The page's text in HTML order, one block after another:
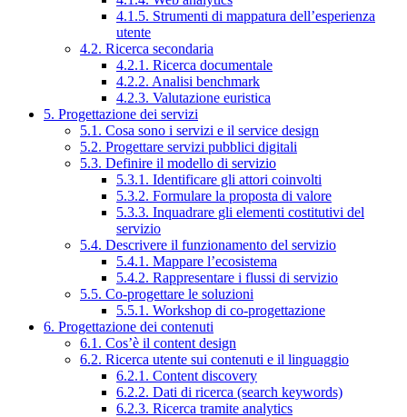
4.1.5. Strumenti di mappatura dell’esperienza
utente
4.2. Ricerca secondaria
4.2.1. Ricerca documentale
4.2.2. Analisi benchmark
4.2.3. Valutazione euristica
5. Progettazione dei servizi
5.1. Cosa sono i servizi e il service design
5.2. Progettare servizi pubblici digitali
5.3. Definire il modello di servizio
5.3.1. Identificare gli attori coinvolti
5.3.2. Formulare la proposta di valore
5.3.3. Inquadrare gli elementi costitutivi del
servizio
5.4. Descrivere il funzionamento del servizio
5.4.1. Mappare l’ecosistema
5.4.2. Rappresentare i flussi di servizio
5.5. Co-progettare le soluzioni
5.5.1. Workshop di co-progettazione
6. Progettazione dei contenuti
6.1. Cos’è il content design
6.2. Ricerca utente sui contenuti e il linguaggio
6.2.1. Content discovery
6.2.2. Dati di ricerca (search keywords)
6.2.3. Ricerca tramite analytics